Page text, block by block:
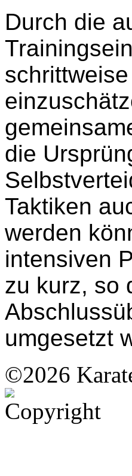
Durch die
die
Taktiken
werden
intensiven
zu kurz, so
umgesetzt
©2026